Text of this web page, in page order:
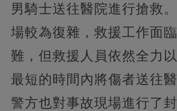
男騎士送往醫院進行搶救
場較為復雜，救援工作面
難，但救援人員依然全力
最短的時間內將傷者送往
警方也對事故現場進行了